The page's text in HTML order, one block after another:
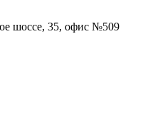
шоссе, 35, офис №509